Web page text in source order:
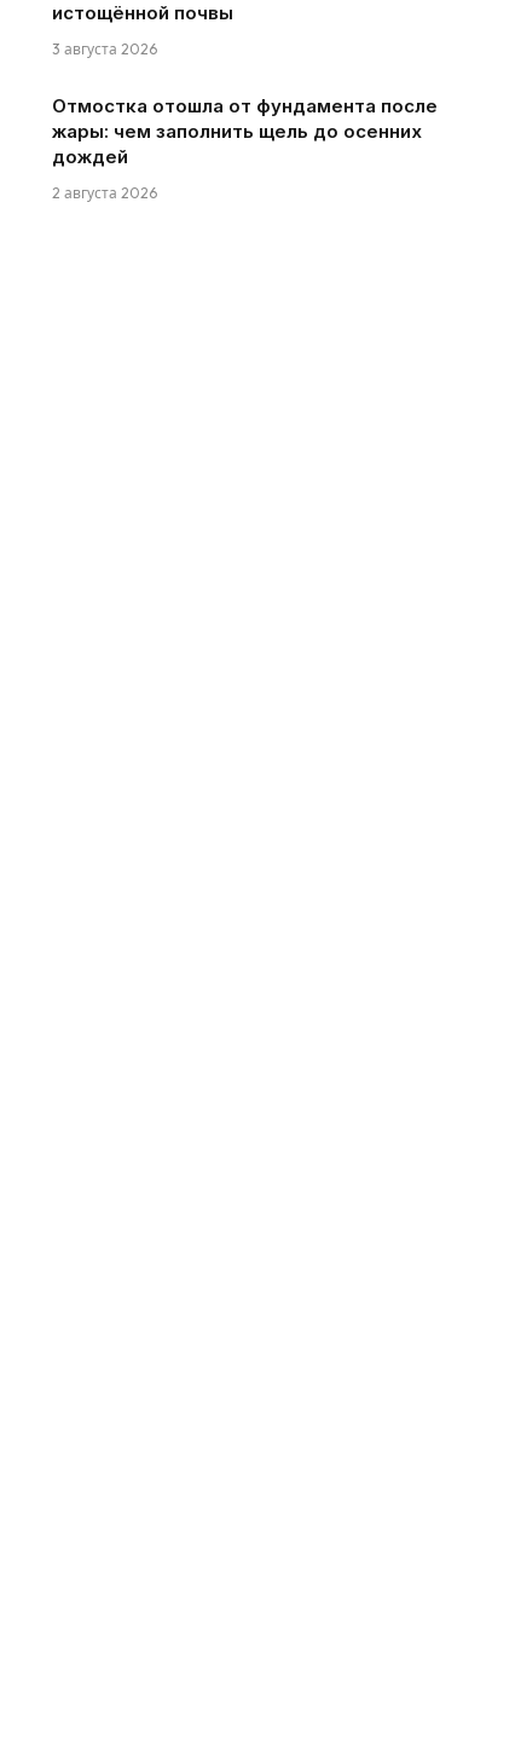
истощённой почвы
3 августа 2026
Отмостка отошла от фундамента после
жары: чем заполнить щель до осенних
дождей
2 августа 2026